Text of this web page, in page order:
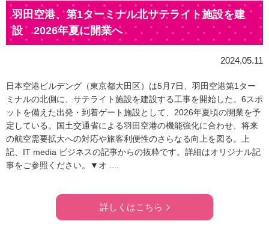
羽田空港、第1ターミナル北サテライト施設を建
設 2026年夏に開業へ
2024.05.11
日本空港ビルデング（東京都大田区）は5月7日、羽田空港第1ター
ミナルの北側に、サテライト施設を建設する工事を開始した。6スポ
ットを備えた出発・到着ゲート施設として、2026年夏頃の開業を予
定している。国土交通省による羽田空港の機能強化に合わせ、将来
の航空需要拡大への対応や旅客利便性のさらなる向上を図る。上
記、IT media ビジネスの記事からの抜粋です。詳細はオリジナル記
事をご参照ください。▼オ ....
詳しくはこちら